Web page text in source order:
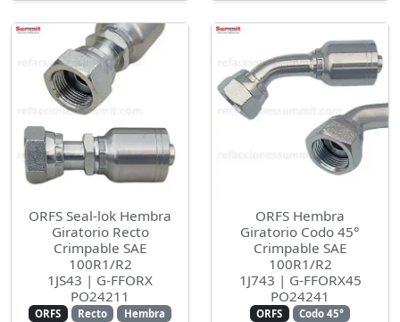
ORFS Seal-lok Hembra
Giratorio Recto
Crimpable SAE
100R1/R2
1JS43 | G-FFORX
PO24211
ORFS Recto Hembra
ORFS Hembra
Giratorio Codo 45°
Crimpable SAE
100R1/R2
1J743 | G-FFORX45
PO24241
ORFS
Codo 45°